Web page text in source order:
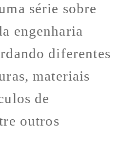
série sobre
engenharia
diferentes
materiais
de
outros